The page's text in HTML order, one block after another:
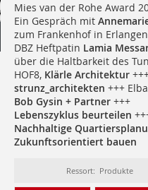
Mies van der Rohe Award
Ein Gespräch mit
zum Frankenhof in
DBZ Heftpatin Lamia
über die Haltbarkeit des
HOF8, Klärle Architektur
strunz_architekten +++
Bob Gysin + Partner+++
Lebenszyklus beurteilen
Nachhaltige
Zukunftsorientiert bauen
Ressort: Produkte